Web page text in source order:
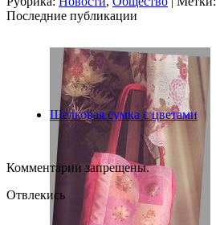
Последние публикации
Шелковая сумка с цветами
Комментарии запрещены.
Отвлекись